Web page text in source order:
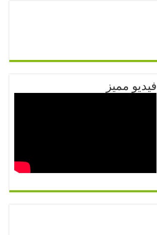
فيديو مميز